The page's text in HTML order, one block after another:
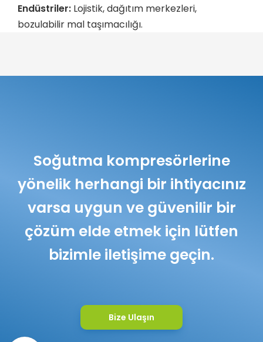
Endüstriler: Lojistik, dağıtım merkezleri,
bozulabilir mal taşımacılığı.
Soğutma kompresörlerine
yönelik herhangi bir ihtiyacınız
varsa uygun ve güvenilir bir
çözüm elde etmek için lütfen
bizimle iletişime geçin.
Bize Ulaşın